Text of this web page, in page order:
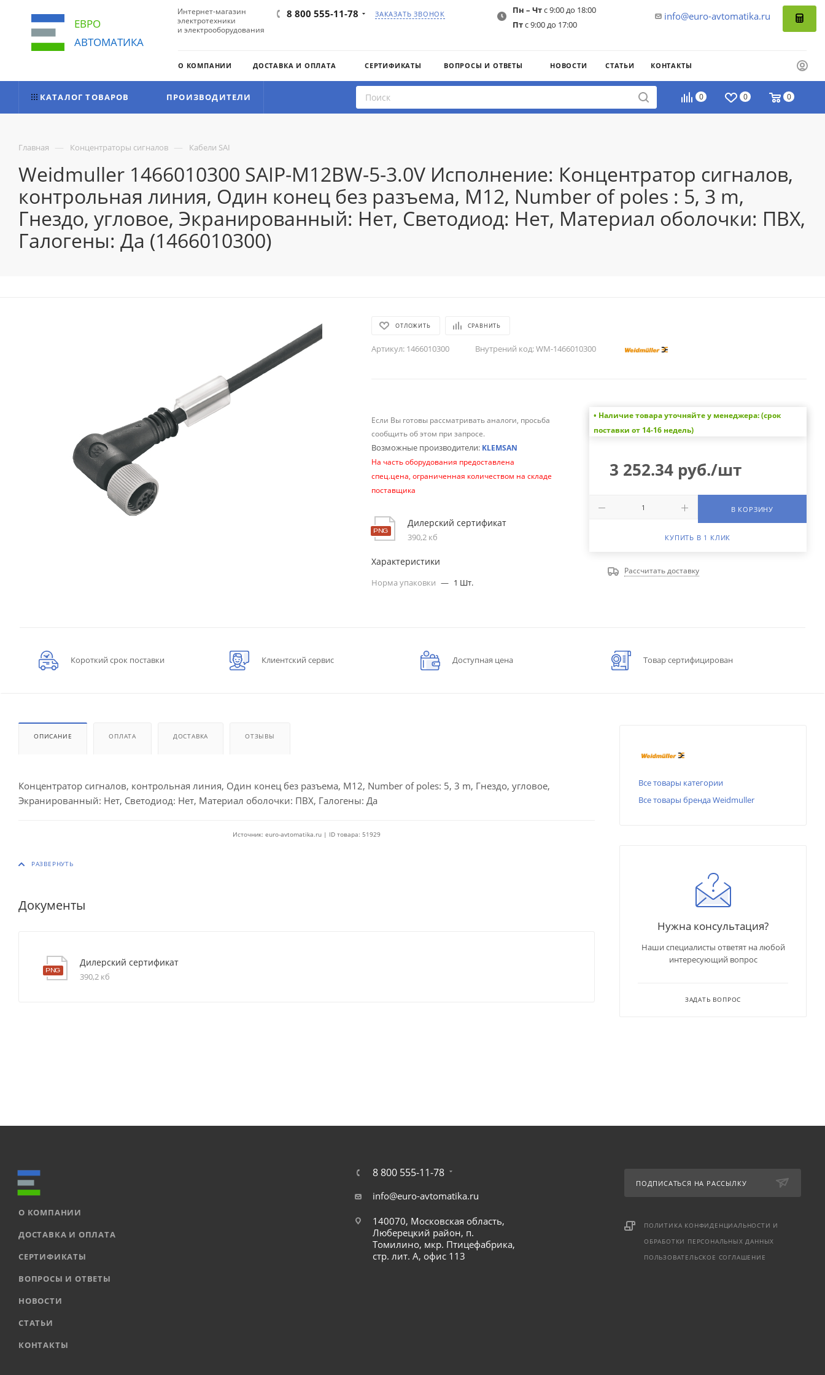
ЕВРО
АВТОМАТИКА
Интернет-магазин
электротехники
и электрооборудования
8 800 555-11-78 ЗАКАЗАТЬ ЗВОНОК info@euro-avtomatika.ru
Пн – Чтс 9:00 до 18:00
Птс 9:00 до 17:00
О КОМПАНИИ ДОСТАВКА И ОПЛАТА СЕРТИФИКАТЫ ВОПРОСЫ И ОТВЕТЫ НОВОСТИ СТАТЬИ КОНТАКТЫ
0 0 0
КАТАЛОГ ТОВАРОВ ПРОИЗВОДИТЕЛИ
Главная — Концентраторы сигналов — Кабели SAI
Weidmuller 1466010300 SAIP-M12BW-5-3.0V Исполнение: Концентратор сигналов,
контрольная линия, Один конец без разъема, M12, Number of poles : 5, 3 m,
Гнездо, угловое, Экранированный: Нет, Светодиод: Нет, Материал оболочки: ПВХ,
Галогены: Да (1466010300)
ОТЛОЖИТЬ СРАВНИТЬ
Артикул: 1466010300 Внутрений код:WM-1466010300
Если Вы готовы рассматривать аналоги, просьба
сообщить об этом при запросе.
Возможные производители: KLEMSAN
На часть оборудования предоставлена
спец.цена, ограниченная количеством на складе
поставщика
Дилерский сертификат
390,2 кб
Характеристики
Норма упаковки — 1 Шт.
• Наличие товара уточняйте у менеджера: (срок
поставки от 14-16 недель)
3 252.34руб./шт
В КОРЗИНУ
КУПИТЬ В 1 КЛИК
Рассчитать доставку
Короткий срок поставки Клиентский сервис Доступная цена Товар сертифицирован
ОПИСАНИЕ ОПЛАТА ДОСТАВКА ОТЗЫВЫ
Концентратор сигналов, контрольная линия, Один конец без разъема, M12, Number of poles: 5, 3 m, Гнездо, угловое,
Экранированный: Нет, Светодиод: Нет, Материал оболочки: ПВХ, Галогены: Да
Источник: euro-avtomatika.ru | ID товара: 51929
Документы
Дилерский сертификат
390,2 кб
Все товары категории
Все товары бренда Weidmuller
Нужна консультация?
Наши специалисты ответят на любой
интересующий вопрос
ЗАДАТЬ ВОПРОС
О КОМПАНИИ
ДОСТАВКА И ОПЛАТА
СЕРТИФИКАТЫ
ВОПРОСЫ И ОТВЕТЫ
НОВОСТИ
СТАТЬИ
КОНТАКТЫ
8 800 555-11-78
info@euro-avtomatika.ru
140070, Московская область,
Люберецкий район, п.
Томилино, мкр. Птицефабрика,
стр. лит. А, офис 113
ПОДПИСАТЬСЯ НА РАССЫЛКУ
ПОЛИТИКА КОНФИДЕНЦИАЛЬНОСТИ И
ОБРАБОТКИ ПЕРСОНАЛЬНЫХ ДАННЫХ
ПОЛЬЗОВАТЕЛЬСКОЕ СОГЛАШЕНИЕ